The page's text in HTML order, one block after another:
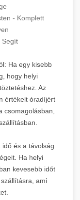
- Komplett
Segít
Ha egy kisebb
hogy helyi
Az
értékelt óradíjért
csomagolásban,
idő és a távolság
Ha helyi
kevesebb időt
ami